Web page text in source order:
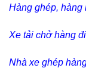
Hàng ghép, hàng
Xe tải chở hàng
Nhà xe ghép